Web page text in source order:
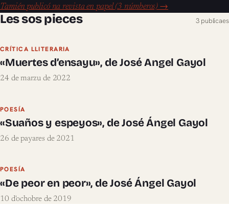
Tamién publicó na revista en papel (3 númberos) →
Les sos pieces 3 publicaes
CRÍTICA LLITERARIA
«Muertes d’ensayu», de José Angel Gayol
24 de marzu de 2022
POESÍA
«Suaños y espeyos», de José Ángel Gayol
26 de payares de 2021
POESÍA
«De peor en peor», de José Ángel Gayol
10 d'ochobre de 2019